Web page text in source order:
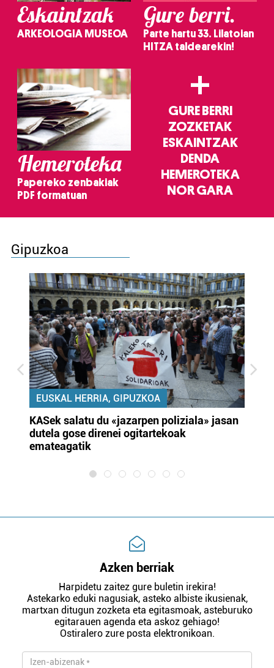
Eskaintzak
ARKEOLOGIA MUSEOA
Gure berri.
Parte hartu 33. Lilatoian
HITZA taldearekin!
Hemeroteka
Papereko zenbakiak
PDF formatuan
+
GURE BERRI
ZOZKETAK
ESKAINTZAK
DENDA
HEMEROTEKA
NOR GARA
Gipuzkoa
EUSKAL HERRIA, GIPUZKOA
KASek salatu du «jazarpen poliziala» jasan
dutela gose direnei ogitartekoak
emateagatik
Azken berriak
Harpidetu zaitez gure buletin irekira!
Astekarko eduki nagusiak, asteko albiste ikusienak,
martxan ditugun zozketa eta egitasmoak, asteburuko
egitarauen agenda eta askoz gehiago!
Ostiralero zure posta elektronikoan.